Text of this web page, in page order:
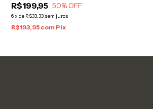
R$199,95 50% OFF
6x de R$33,33 sem juros
R$193,95 com Pix